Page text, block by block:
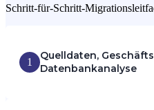
Schritt-für-Schritt-
1
Quelldaten,
Datenbankanalyse